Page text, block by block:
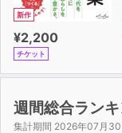
×どこに行って
CASE29 食べら
CASE30 家族の
×ふざけないで
新作
¥2,200
チケット
週間総合ラン
集計期間 2026年07月